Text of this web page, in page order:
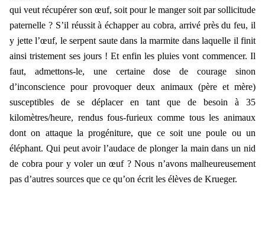
qui veut récupérer son œuf, soit pour le manger soit par sollicitude
paternelle ? S’il réussit à échapper au cobra, arrivé près du feu, il
y jette l’œuf, le serpent saute dans la marmite dans laquelle il finit
ainsi tristement ses jours ! Et enfin les pluies vont commencer. Il
faut, admettons-le, une certaine dose de courage sinon
d’inconscience pour provoquer deux animaux (père et mère)
susceptibles de se déplacer en tant que de besoin à 35
kilomètres/heure, rendus fous-furieux comme tous les animaux
dont on attaque la progéniture, que ce soit une poule ou un
éléphant. Qui peut avoir l’audace de plonger la main dans un nid
de cobra pour y voler un œuf ? Nous n’avons malheureusement
pas d’autres sources que ce qu’on écrit les élèves de Krueger.